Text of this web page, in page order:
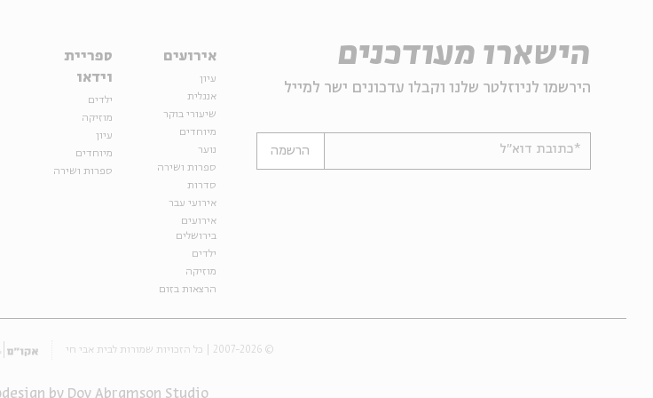
הישארו מעודכנים
הירשמו לניוזלטר שלנו וקבלו עדכונים ישר למייל
*כתובת דוא"ל הרשמה
אירועים
עיון
אנגלית
שיעורי בוקר
מיוחדים
נוער
ספרות ושירה
סדרות
אירועי עבר
אירועים
בירושלים
ילדים
מוזיקה
הרצאות בזום
ספריית
וידאו
ילדים
מוזיקה
עיון
מיוחדים
ספרות ושירה
© 2007-2026 | כל הזכויות שמורות לבית אבי חי
design by Dov Abramson Studio